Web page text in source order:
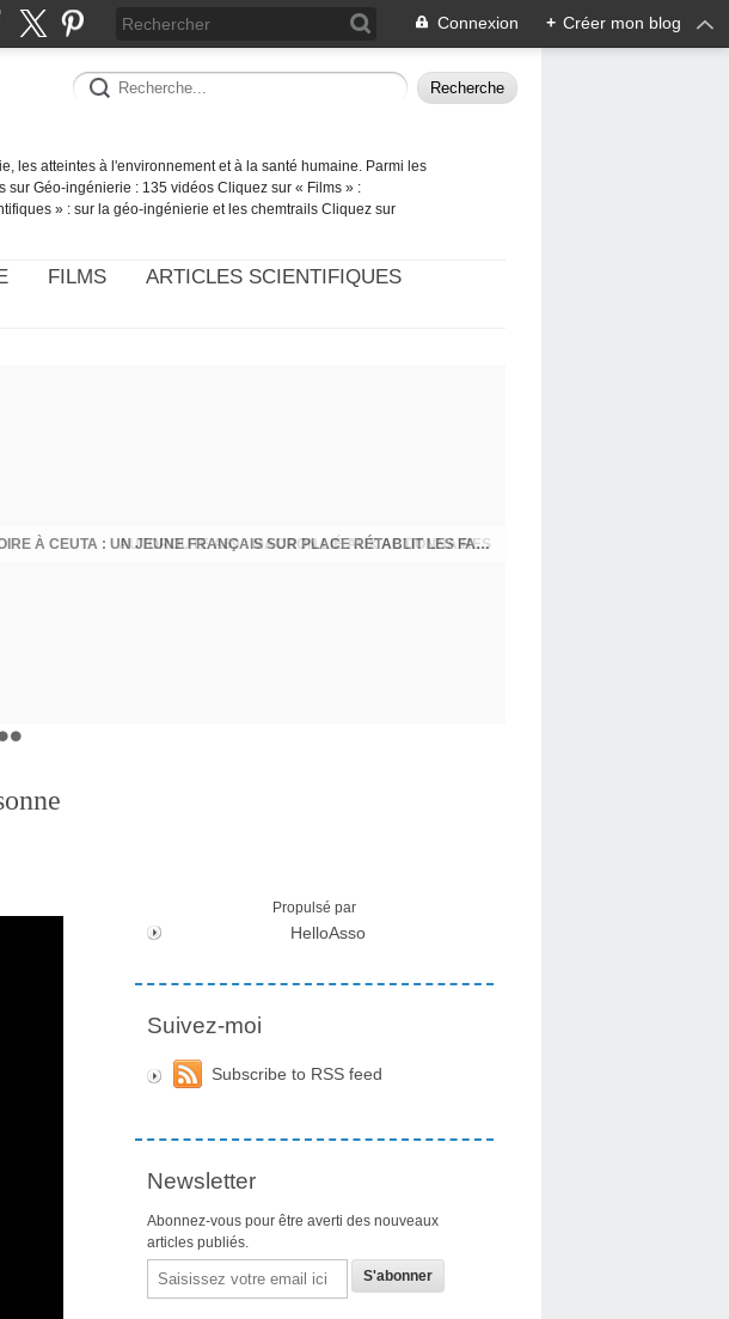
Connexion + Créer mon blog
les atteintes à l'environnement et à la santé humaine. Parmi les
sur Géo-ingénierie : 135 vidéos Cliquez sur « Films » :
» : sur la géo-ingénierie et les chemtrails Cliquez sur
FILMS
ARTICLES SCIENTIFIQUES
AUTOROUTE A69 : MACRON LIÉ AUX ACTIONNAIRES
CRISE MIGRATOIRE À CEUTA : UN JEUNE FRANÇAIS SUR PLACE RÉTABLIT LES FAITS ! - RAPHAËL AYMA
Propulsé par
HelloAsso
Suivez-moi
Subscribe to RSS feed
Newsletter
Abonnez-vous pour être averti des nouveaux
articles publiés.
Email